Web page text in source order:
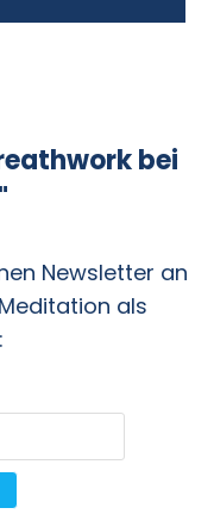
bei
Newsletter an
als